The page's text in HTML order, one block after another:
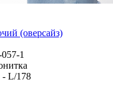
(оверсайз)
1
- L/178